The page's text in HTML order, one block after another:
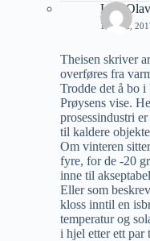
Lars
16 MAI,
Theisen skriver
overføres fra
Trodde det å bo
Prøysens vise.
prosessindustri
til kaldere
Om vinteren
fyre, for de -20
inne til
Eller som
kloss inntil en
temperatur og
i hjel etter ett par